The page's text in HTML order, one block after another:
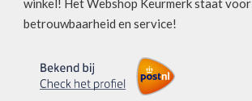
winkel! Het Webshop Keurmerk staat voor
betrouwbaarheid en service!